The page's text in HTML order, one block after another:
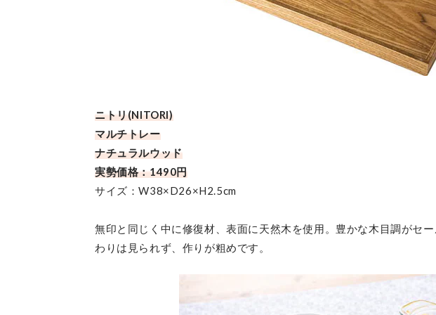
ニトリ(NITORI)
マルチトレー
ナチュラルウッド
実勢価格：1490円
サイズ：W38×D26×H2.5cm
無印と同じく中に修復材、表面に天然木を使用。豊かな木目調がセ
わりは見られず、作りが粗めです。